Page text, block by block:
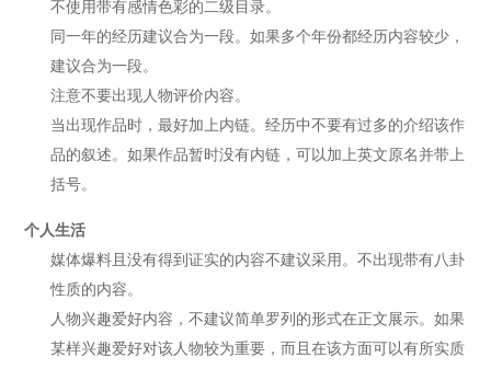
不使用带有感情色彩的二级目录。
同一年的经历建议合为一段。如果多个年份都经历内容较少，
建议合为一段。
注意不要出现人物评价内容。
当出现作品时，最好加上内链。经历中不要有过多的介绍该作
品的叙述。如果作品暂时没有内链，可以加上英文原名并带上
括号。
个人生活
媒体爆料且没有得到证实的内容不建议采用。不出现带有八卦
性质的内容。
人物兴趣爱好内容，不建议简单罗列的形式在正文展示。如果
某样兴趣爱好对该人物较为重要，而且在该方面可以有所实质